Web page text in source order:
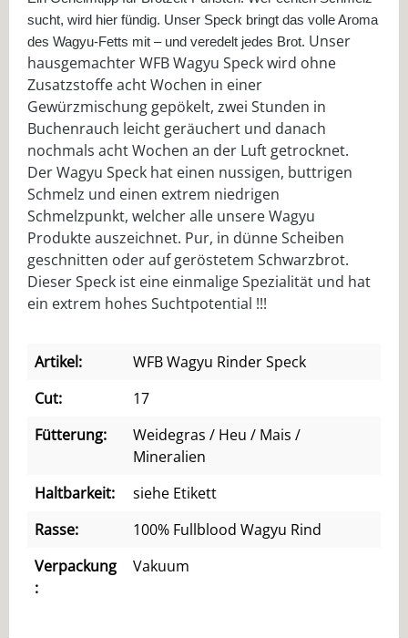
sucht, wird hier fündig. Unser Speck bringt das volle Aroma
des Wagyu-Fetts mit – und veredelt jedes Brot. Unser
hausgemachter WFB Wagyu Speck wird ohne
Zusatzstoffe acht Wochen in einer
Gewürzmischung gepökelt, zwei Stunden in
Buchenrauch leicht geräuchert und danach
nochmals acht Wochen an der Luft getrocknet.
Der Wagyu Speck hat einen nussigen, buttrigen
Schmelz und einen extrem niedrigen
Schmelzpunkt, welcher alle unsere Wagyu
Produkte auszeichnet. Pur, in dünne Scheiben
geschnitten oder auf geröstetem Schwarzbrot.
Dieser Speck ist eine einmalige Spezialität und hat
ein extrem hohes Suchtpotential !!!
Artikel:
WFB Wagyu Rinder Speck
Cut:
17
Fütterung:
Weidegras / Heu / Mais /
Mineralien
Haltbarkeit:
siehe Etikett
Rasse:
100% Fullblood Wagyu Rind
Verpackung
:
Vakuum